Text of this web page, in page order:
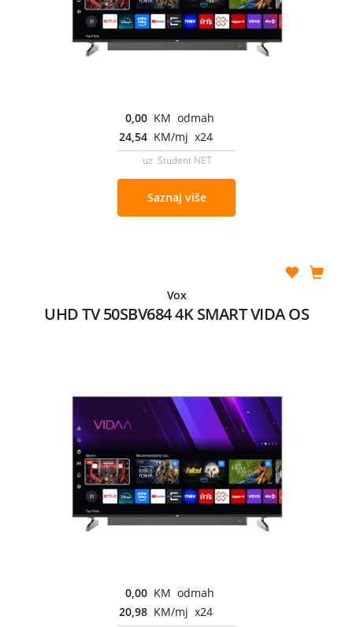
0,00 KM odmah
24,54 KM/mj x24
uz Student NET
Saznaj više
Vox
UHD TV 50SBV684 4K SMART VIDA OS
0,00 KM odmah
20,98 KM/mj x24